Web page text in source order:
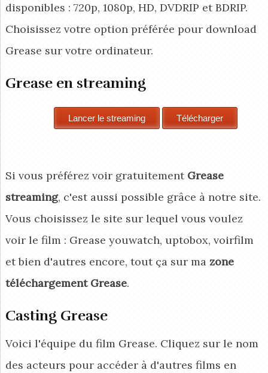
disponibles : 720p, 1080p, HD, DVDRIP et BDRIP.
Choisissez votre option préférée pour download
Grease sur votre ordinateur.
Grease en streaming
Si vous préférez voir gratuitement Grease
streaming, c'est aussi possible grâce à notre site.
Vous choisissez le site sur lequel vous voulez
voir le film : Grease youwatch, uptobox, voirfilm
et bien d'autres encore, tout ça sur ma zone
téléchargement Grease.
Casting Grease
Voici l'équipe du film Grease. Cliquez sur le nom
des acteurs pour accéder à d'autres films en